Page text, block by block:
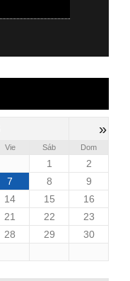
»
Vie Sáb Dom
1
2
7 8
9
14 15
16
21 22
23
28 29
30